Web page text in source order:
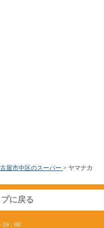
屋市中区のスーパー > ヤマナカ
に戻る
19：00